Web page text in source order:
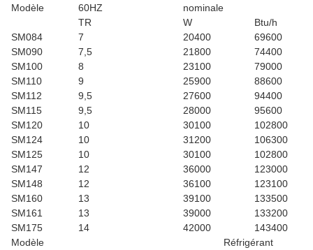
Modèle
60HZ
nominale
TR
W
Btu/h
SM084
7 20400
69600
SM090
7,5 21800
74400
SM100
8 23100
79000
SM110
9 25900
88600
SM112
9,5 27600
94400
SM115
9,5 28000
95600
SM120
10 30100
102800
SM124
10 31200
106300
SM125
10 30100
102800
SM147
12 36000
123000
SM148
12 36100
123100
SM160
13 39100
133500
SM161
13 39000
133200
SM175
14 42000
143400
Modèle
Réfrigérant